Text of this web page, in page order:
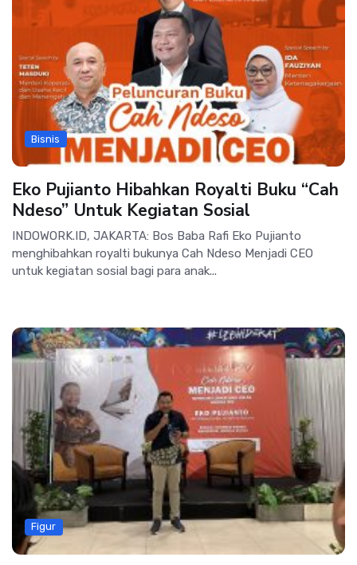
Bisnis
Eko Pujianto Hibahkan Royalti Buku “Cah
Ndeso” Untuk Kegiatan Sosial
INDOWORK.ID, JAKARTA: Bos Baba Rafi Eko Pujianto
menghibahkan royalti bukunya Cah Ndeso Menjadi CEO
untuk kegiatan sosial bagi para anak...
Figur